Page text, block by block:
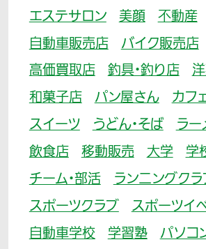
エステサロン
美顔 不動産
自動車販売店
バイク販売店
高価買取店
釣具・釣り店
和菓子店
パン屋さん
カフ
スイーツ
うどん・そば
ラー
飲食店
移動販売 大学
学
チーム・部活
ランニングク
スポーツクラブ
スポーツイ
自動車学校
学習塾
パソコ